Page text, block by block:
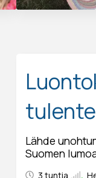
Lähde
Suomen
3 tuntia